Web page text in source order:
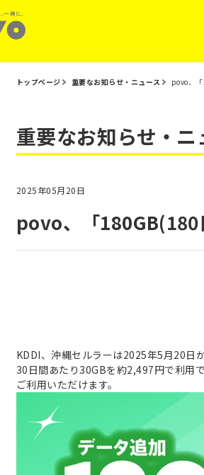
トップページ 重要なお知らせ・ニュース povo、
重要なお知らせ・ニ
2025年05月20日
povo、「
KDDI、沖縄セルラーは2025年5月20日
30日間あたり30GBを約2,497円で利用
ご利用いただけます。